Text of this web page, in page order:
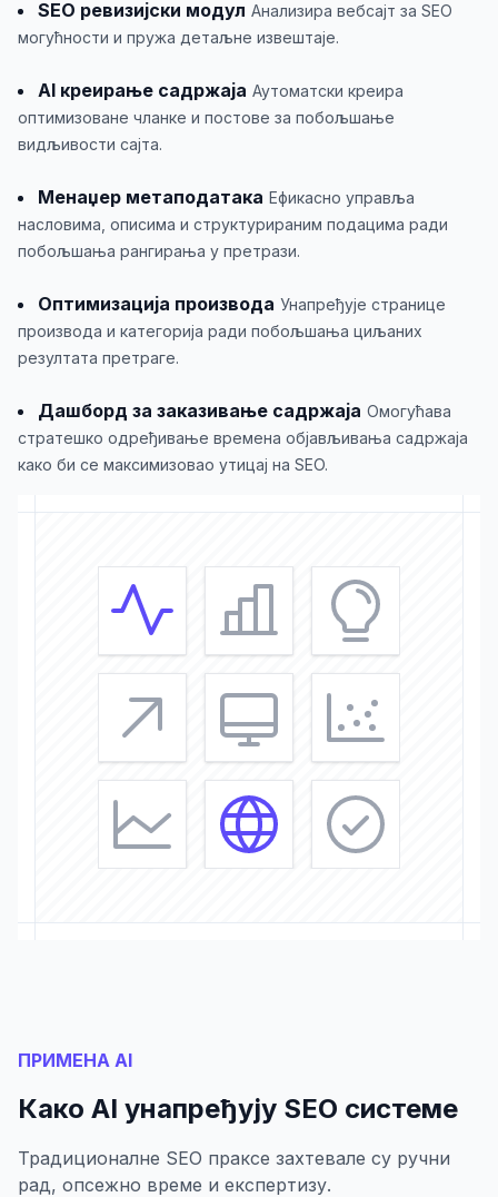
SEO ревизијски модул Анализира вебсајт за SEO
могућности и пружа детаљне извештаје.
AI креирање садржаја Аутоматски креира
оптимизоване чланке и постове за побољшање
видљивости сајта.
Менаџер метаподатака Ефикасно управља
насловима, описима и структурираним подацима ради
побољшања рангирања у претрази.
Оптимизација производа Унапређује странице
производа и категорија ради побољшања циљаних
резултата претраге.
Дашборд за заказивање садржаја Омогућава
стратешко одређивање времена објављивања садржаја
како би се максимизовао утицај на SEO.
ПРИМЕНА AI
Како AI унапређују SEO системе
Традиционалне SEO праксе захтевале су ручни
рад, опсежно време и експертизу.